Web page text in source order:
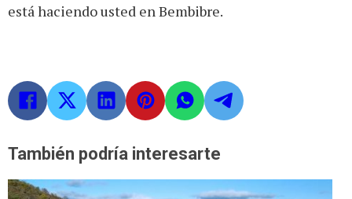
está haciendo usted en Bembibre.
También podría interesarte